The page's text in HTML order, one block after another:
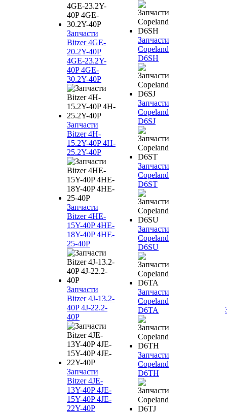
Запчасти
Bitzer 4GE-
20.2Y-40P
4GE-23.2Y-
40P 4GE-
30.2Y-40P
Запчасти
Bitzer 4H-
15.2Y-40P 4H-
25.2Y-40P
Запчасти
Bitzer 4HE-
15Y-40P 4HE-
18Y-40P 4HE-
25-40P
Запчасти
Bitzer 4J‐13.2-
40P 4J‐22.2-
40P
Запчасти
Bitzer 4JE-
13Y-40P 4JE-
15Y-40P 4JE-
22Y-40P
Запчасти
Copeland
D6SH
Запчасти
Copeland
D6SJ
Запчасти
Copeland
D6ST
Запчасти
Copeland
D6SU
Запчасти
Copeland
D6TA
Запчасти
Copeland
D6TH